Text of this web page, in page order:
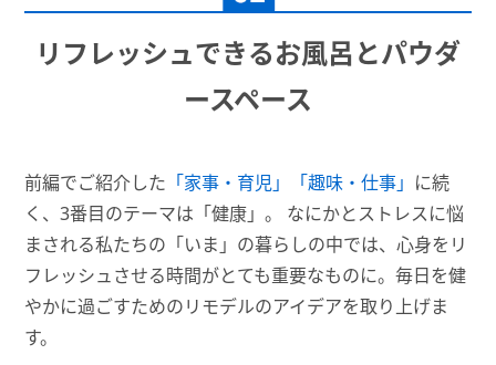
リフレッシュできるお風呂とパウダ
ースペース
前編でご紹介した 「家事・育児」「趣味・仕事」 に続
く、3番目のテーマは「健康」。 なにかとストレスに悩
まされる私たちの「いま」の暮らしの中では、心身をリ
フレッシュさせる時間がとても重要なものに。毎日を健
やかに過ごすためのリモデルのアイデアを取り上げま
す。